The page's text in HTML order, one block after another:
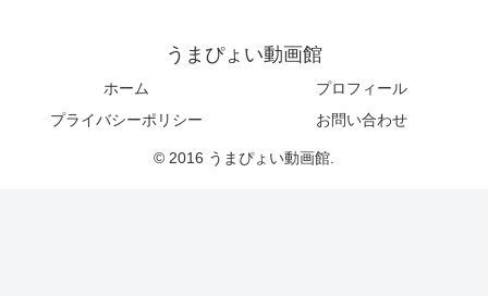
うまぴょい動画館
ホーム
プロフィール
プライバシーポリシー
お問い合わせ
© 2016 うまぴょい動画館.